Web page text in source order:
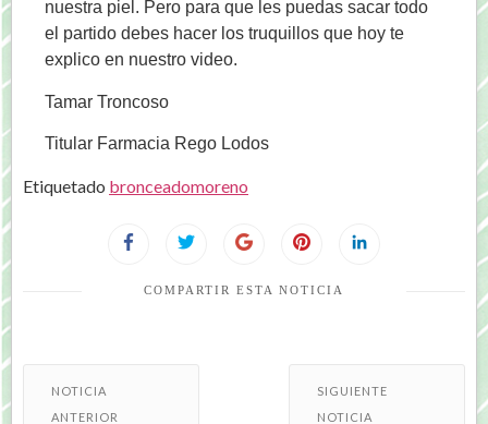
nuestra piel. Pero para que les puedas sacar todo
el partido debes hacer los truquillos que hoy te
explico en nuestro video.
Tamar Troncoso
Titular Farmacia Rego Lodos
Etiquetado bronceadomoreno
COMPARTIR ESTA NOTICIA
NOTICIA
ANTERIOR
SIGUIENTE
NOTICIA